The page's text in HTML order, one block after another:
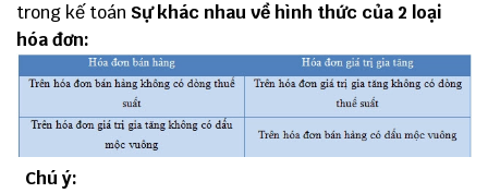
trong kế toán Sự khác nhau về hình thức của 2 loại
hóa đơn:
Chú ý: